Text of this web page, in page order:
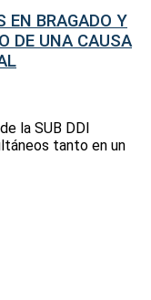
EN BRAGADO Y
DE UNA CAUSA
la SUB DDI
tanto en un